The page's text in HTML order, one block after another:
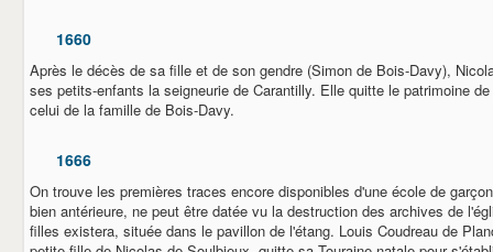
1660
Après le décès de sa fille et de son gendre (Simon de Bois-Davy),
ses petits-enfants la seigneurie de Carantilly. Elle quitte le patrimoine
celui de la famille de Bois-Davy.
1666
On trouve les premières traces encore disponibles d'une école de
bien antérieure, ne peut être datée vu la destruction des archives de
filles existera, située dans le pavillon de l'étang. Louis Coudreau de